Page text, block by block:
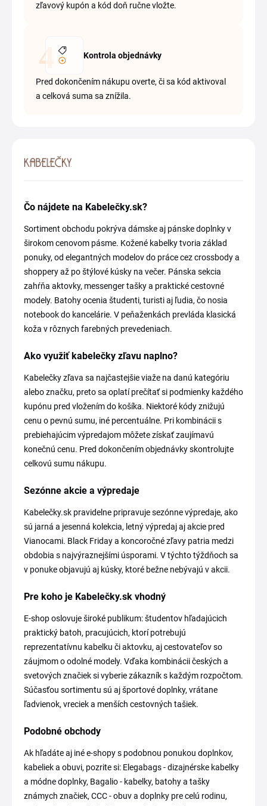
zľavový kupón a kód doň ručne vložte.
Kontrola objednávky
Pred dokončením nákupu overte, či sa kód aktivoval
a celková suma sa znížila.
Čo nájdete na Kabelečky.sk?
Sortiment obchodu pokrýva dámske aj pánske doplnky v
širokom cenovom pásme. Kožené kabelky tvoria základ
ponuky, od elegantných modelov do práce cez crossbody a
shoppery až po štýlové kúsky na večer. Pánska sekcia
zahŕňa aktovky, messenger tašky a praktické cestovné
modely. Batohy ocenia študenti, turisti aj ľudia, čo nosia
notebook do kancelárie. V peňaženkách prevláda klasická
koža v rôznych farebných prevedeniach.
Ako využiť kabelečky zľavu naplno?
Kabelečky zľava sa najčastejšie viaže na danú kategóriu
alebo značku, preto sa oplatí prečítať si podmienky každého
kupónu pred vložením do košíka. Niektoré kódy znižujú
cenu o pevnú sumu, iné percentuálne. Pri kombinácii s
prebiehajúcim výpredajom môžete získať zaujímavú
konečnú cenu. Pred dokončením objednávky skontrolujte
celkovú sumu nákupu.
Sezónne akcie a výpredaje
Kabelečky.sk pravidelne pripravuje sezónne výpredaje, ako
sú jarná a jesenná kolekcia, letný výpredaj aj akcie pred
Vianocami. Black Friday a koncoročné zľavy patria medzi
obdobia s najvýraznejšími úsporami. V týchto týždňoch sa
v ponuke objavujú aj kúsky, ktoré bežne nebývajú v akcii.
Pre koho je Kabelečky.sk vhodný
E-shop oslovuje široké publikum: študentov hľadajúcich
praktický batoh, pracujúcich, ktorí potrebujú
reprezentatívnu kabelku či aktovku, aj cestovateľov so
záujmom o odolné modely. Vďaka kombinácii českých a
svetových značiek si vyberie zákazník s každým rozpočtom.
Súčasťou sortimentu sú aj športové doplnky, vrátane
ľadvienok, vreciek a menších cestovných tašiek.
Podobné obchody
Ak hľadáte aj iné e-shopy s podobnou ponukou doplnkov,
kabeliek a obuvi, pozrite si: Elegabags - dizajnérske kabelky
a módne doplnky, Bagalio - kabelky, batohy a tašky
známych značiek, CCC - obuv a doplnky pre celú rodinu,